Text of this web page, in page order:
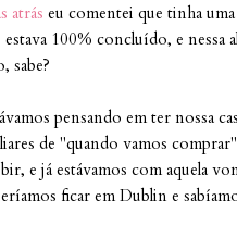
atrás eu comentei que tinha
100% concluído, e nessa
sabe?
pensando em ter nossa
de "quando vamos
e já estávamos com aquela
ficar em Dublin e